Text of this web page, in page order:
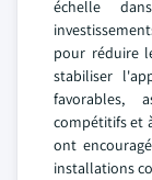
échelle
pour réduire
stabiliser
favorables,
compétitifs et
ont
installations